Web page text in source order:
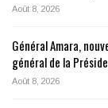
Août 8, 2026
Général Amara,
général de la
Août 8, 2026